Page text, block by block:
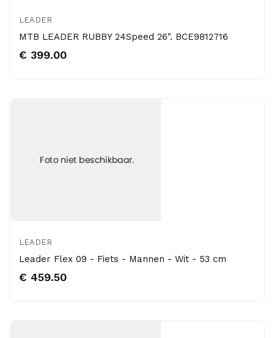
LEADER
MTB LEADER RUBBY 24Speed 26". BCE9812716
€ 399.00
LEADER
Leader Flex 09 - Fiets - Mannen - Wit - 53 cm
€ 459.50